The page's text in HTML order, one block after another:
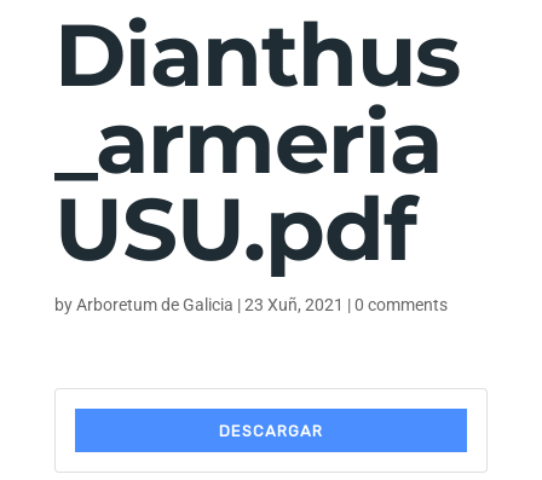
Dianthus
_armeria
USU.pdf
byArboretum de Galicia |23 Xuñ, 2021 |0 comments
DESCARGAR